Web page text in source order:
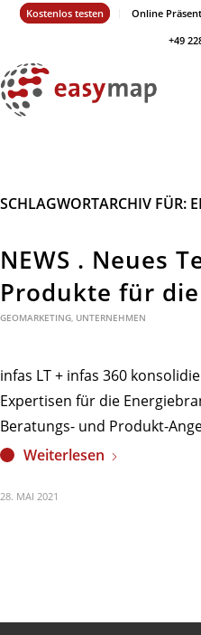
Kostenlos testen Online
+49
SCHLAGWORTARCHIV FÜR:
NEWS . Neues
Produkte für
GEOMARKETING, UNTERNEHMEN
infas LT + infas 360
Expertisen für die
Beratungs- und Produkt-
Weiterlesen
28. MAI 2021